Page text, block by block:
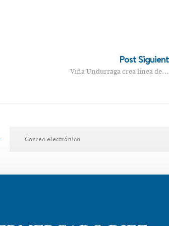
Post
Viña Undurraga crea línea de…